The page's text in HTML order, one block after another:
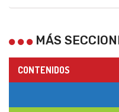
MÁS
CONTENIDOS